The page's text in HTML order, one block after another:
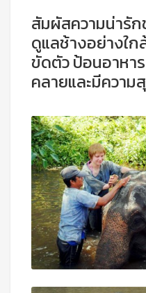
สัมผัสความน่ารั
ดูแลช้างอย่างใ
ขัดตัว ป้อนอาหา
คลายและมีความ